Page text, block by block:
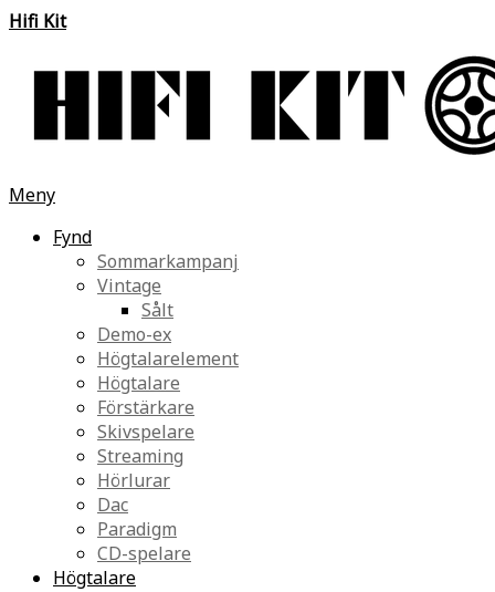
Hifi Kit
Meny
Fynd
Sommarkampanj
Vintage
Sålt
Demo-ex
Högtalarelement
Högtalare
Förstärkare
Skivspelare
Streaming
Hörlurar
Dac
Paradigm
CD-spelare
Högtalare